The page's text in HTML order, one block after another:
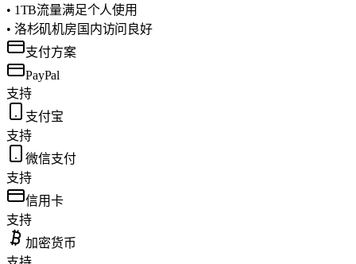
• 1TB流量满足个人使用
• 洛杉矶机房国内访问良好
支付方案
PayPal
支持
支付宝
支持
微信支付
支持
信用卡
支持
加密货币